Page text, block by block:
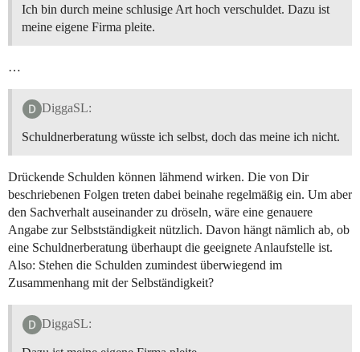
Ich bin durch meine schlusige Art hoch verschuldet. Dazu ist
meine eigene Firma pleite.
…
DiggaSL:
Schuldnerberatung wüsste ich selbst, doch das meine ich nicht.
Drückende Schulden können lähmend wirken. Die von Dir
beschriebenen Folgen treten dabei beinahe regelmäßig ein. Um aber
den Sachverhalt auseinander zu dröseln, wäre eine genauere
Angabe zur Selbstständigkeit nützlich. Davon hängt nämlich ab, ob
eine Schuldnerberatung überhaupt die geeignete Anlaufstelle ist.
Also: Stehen die Schulden zumindest überwiegend im
Zusammenhang mit der Selbständigkeit?
DiggaSL: